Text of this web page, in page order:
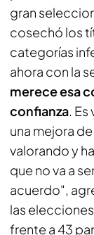
gran
cosechó los
categorías
ahora con la
merece esa
confianza.
una mejora
valorando y
que no va a
acuerdo",
las
frente a 43